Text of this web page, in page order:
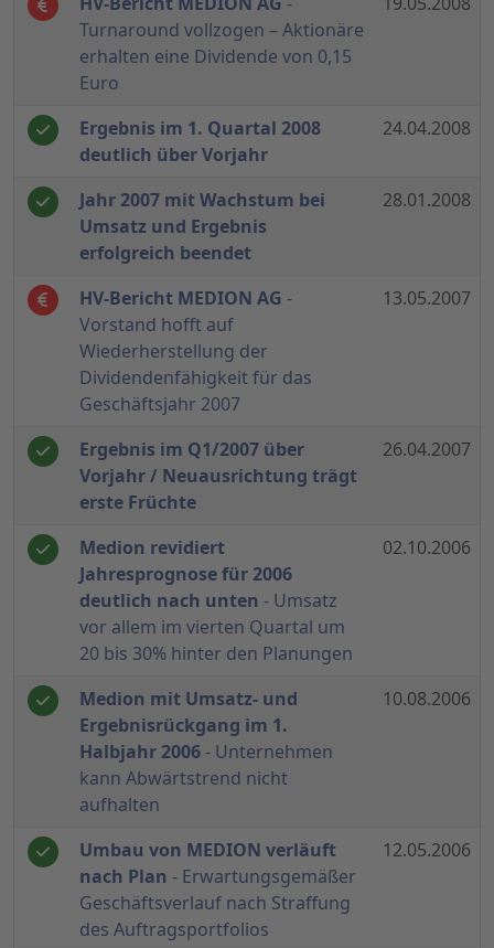
Turnaround vollzogen – Aktionäre
erhalten eine Dividende von 0,15
Euro
Ergebnis im 1. Quartal 2008
deutlich über Vorjahr
24.04.2008
Jahr 2007 mit Wachstum bei
Umsatz und Ergebnis
erfolgreich beendet
28.01.2008
HV-Bericht MEDION AG -
Vorstand hofft auf
Wiederherstellung der
Dividendenfähigkeit für das
Geschäftsjahr 2007
13.05.2007
Ergebnis im Q1/2007 über
Vorjahr / Neuausrichtung trägt
erste Früchte
26.04.2007
Medion revidiert
Jahresprognose für 2006
deutlich nach unten - Umsatz
vor allem im vierten Quartal um
20 bis 30% hinter den Planungen
02.10.2006
Medion mit Umsatz- und
Ergebnisrückgang im 1.
Halbjahr 2006 - Unternehmen
kann Abwärtstrend nicht
aufhalten
10.08.2006
Umbau von MEDION verläuft
nach Plan - Erwartungsgemäßer
Geschäftsverlauf nach Straffung
des Auftragsportfolios
12.05.2006